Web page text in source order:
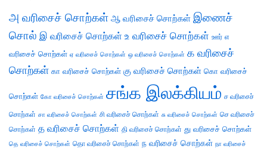
அ வரிசைச் சொற்கள் ஆ வரிசைச் சொற்கள் இணைச்
சொல் இ வரிசைச் சொற்கள் உ வரிசைச் சொற்கள் ஊர் எ
வரிசைச் சொற்கள் ஏ வரிசைச் சொற்கள் ஒ வரிசைச் சொற்கள் க வரிசைச்
சொற்கள் கா வரிசைச் சொற்கள் கு வரிசைச் சொற்கள் கொ வரிசைச்
சொற்கள் கோ வரிசைச் சொற்கள் சங்க இலக்கியம் ச வரிசைச்
சொற்கள் சா வரிசைச் சொற்கள் சி வரிசைச் சொற்கள் சு வரிசைச் சொற்கள் செ வரிசைச்
சொற்கள் த வரிசைச் சொற்கள் தி வரிசைச் சொற்கள் து வரிசைச் சொற்கள்
தெ வரிசைச் சொற்கள் தொ வரிசைச் சொற்கள் ந வரிசைச் சொற்கள் நா வரிசைச்